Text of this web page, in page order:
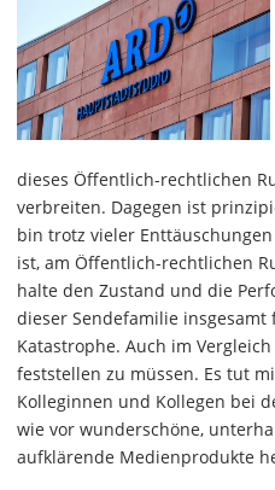
dieses Öffentlich-rechtlichen
verbreiten. Dagegen ist
bin trotz vieler
ist, am Öffentlich-rechtlichen
halte den Zustand und die
dieser Sendefamilie insgesamt
Katastrophe. Auch im
feststellen zu müssen. Es tut
Kolleginnen und Kollegen bei
wie vor wunderschöne,
aufklärende Medienprodukte